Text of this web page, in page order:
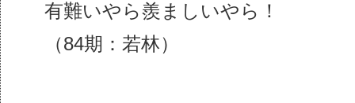
有難いやら羨ましいやら！
（84期：若林）